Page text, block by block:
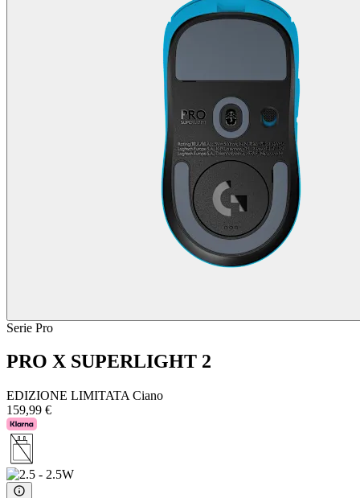
Serie Pro
PRO X SUPERLIGHT 2
EDIZIONE LIMITATA Ciano
159,99 €